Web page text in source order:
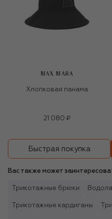
MAX MARA
Хлопковая панама
21 080 ₽
Быстрая покупка
Вас также может
Трикотажные брюки
Трикотажные кардиганы